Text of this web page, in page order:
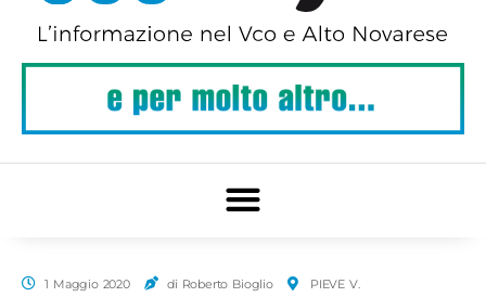
1 Maggio 2020 di Roberto Bioglio PIEVE V.